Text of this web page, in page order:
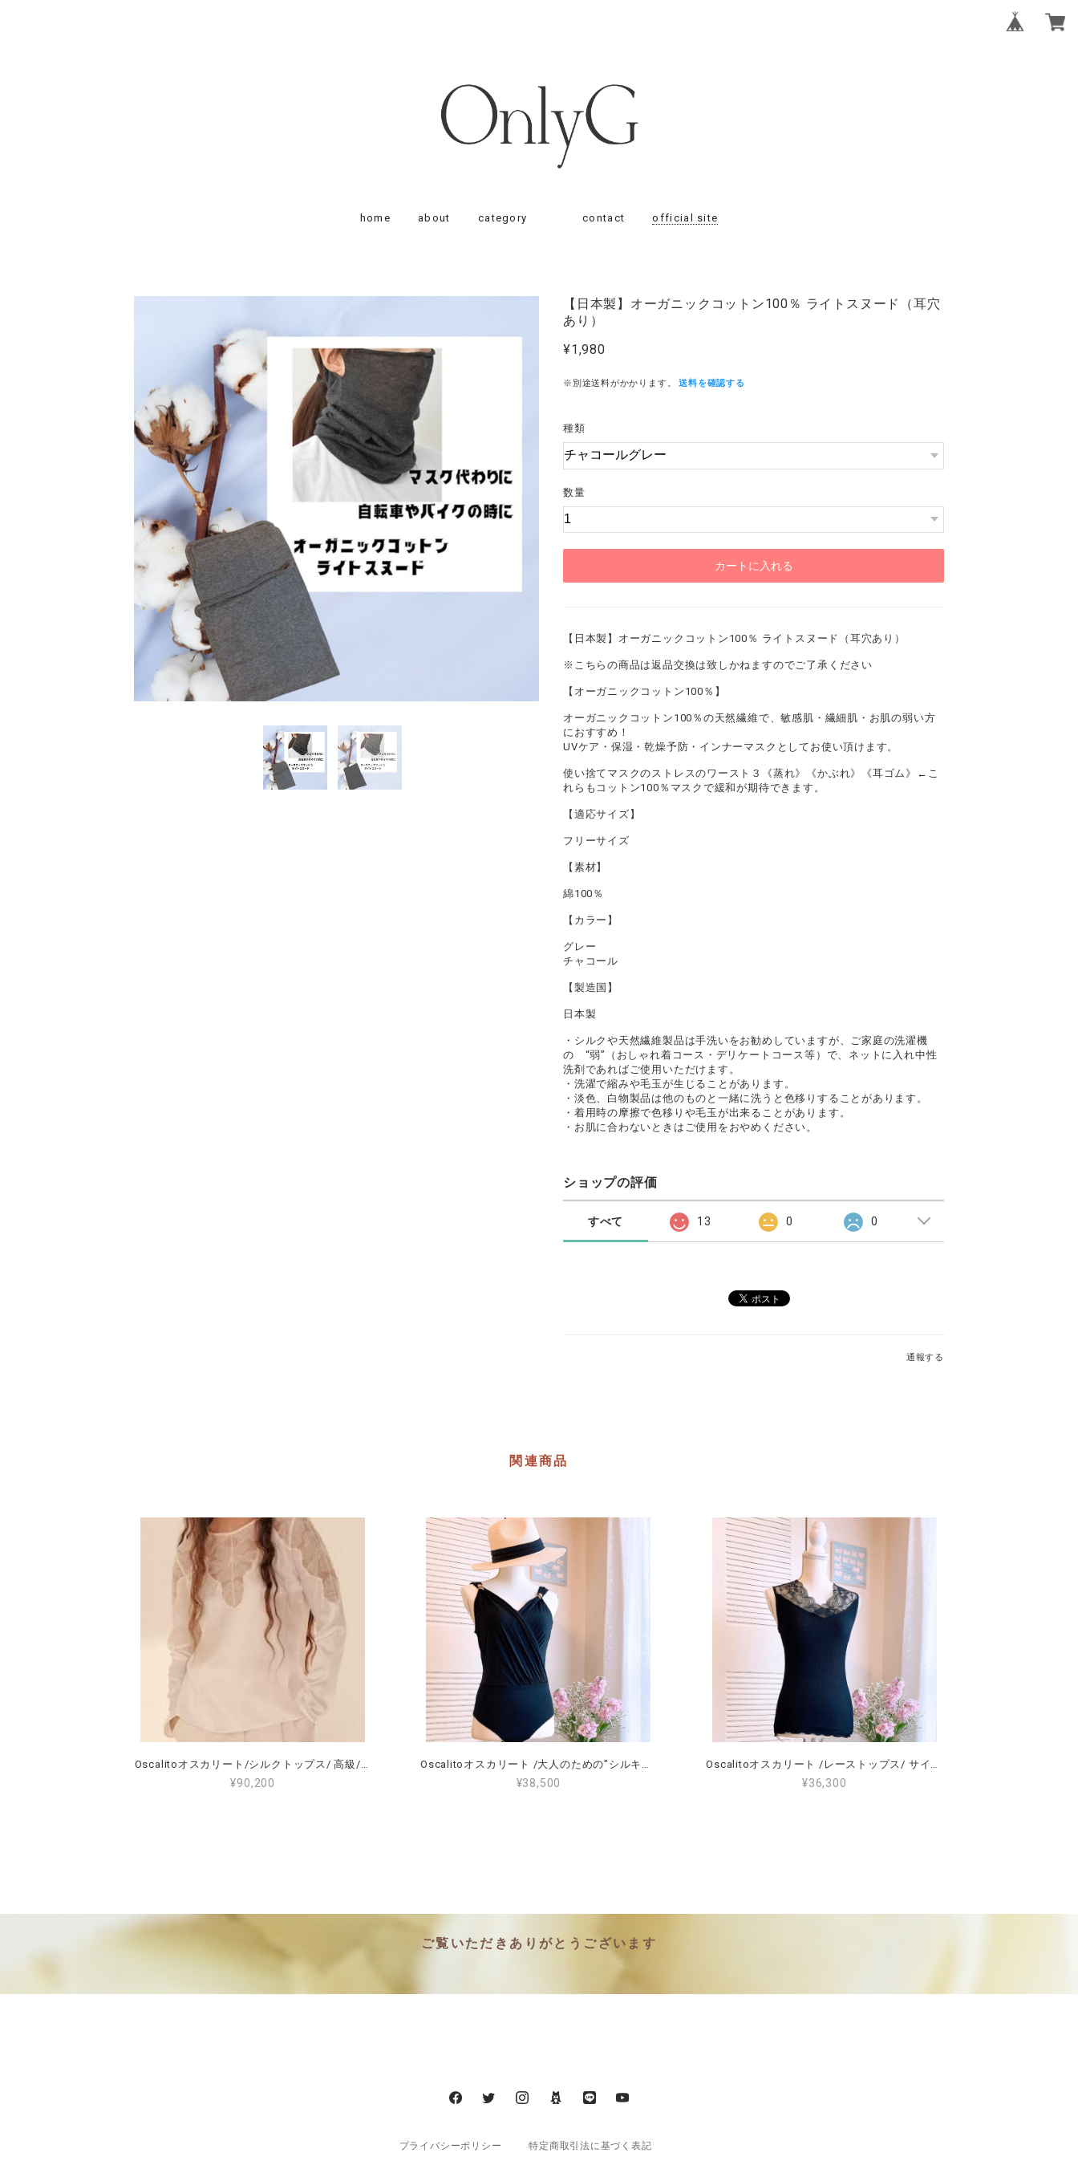
home about category contact official site
【日本製】オーガニックコットン100％ ライトスヌード（耳穴
あり）
¥1,980
※別途送料がかかります。 送料を確認する
種類
数量
カートに入れる
【日本製】オーガニックコットン100％ ライトスヌード（耳穴あり）
※こちらの商品は返品交換は致しかねますのでご了承ください
【オーガニックコットン100％】
オーガニックコットン100％の天然繊維で、敏感肌・繊細肌・お肌の弱い方
におすすめ！
UVケア・保湿・乾燥予防・インナーマスクとしてお使い頂けます。
使い捨てマスクのストレスのワースト３《蒸れ》《かぶれ》《耳ゴム》←こ
れらもコットン100％マスクで緩和が期待できます。
【適応サイズ】
フリーサイズ
【素材】
綿100％
【カラー】
グレー
チャコール
【製造国】
日本製
・シルクや天然繊維製品は手洗いをお勧めしていますが、ご家庭の洗濯機
の “弱”（おしゃれ着コース・デリケートコース等）で、ネットに入れ中性
洗剤であればご使用いただけます。
・洗濯で縮みや毛玉が生じることがあります。
・淡色、白物製品は他のものと一緒に洗うと色移りすることがあります。
・着用時の摩擦で色移りや毛玉が出来ることがあります。
・お肌に合わないときはご使用をおやめください。
ショップの評価
すべて 13 0 0
通報する
関連商品
Oscalitoオスカリート/シルクトップス/ 高級/サイズ5（15～19号）グラマーぽっちゃりさん、高身長の方におすすめ！<10316>
¥90,200
Oscalitoオスカリート /大人のための”シルキータッチ”リゾートボディー/ サイズ3（M～L）海外旅行に軽くて荷物にならない！<1413>
¥38,500
Oscalitoオスカリート /レーストップス/ サイズ4（L～2L）（11～13号）<7124>
¥36,300
ご覧いただきありがとうございます
プライバシーポリシー 特定商取引法に基づく表記